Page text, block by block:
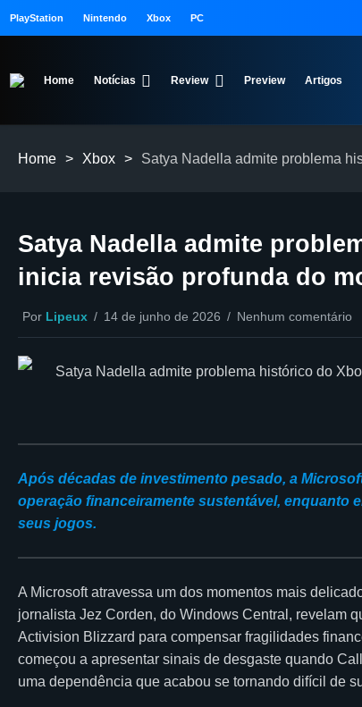
PlayStation Nintendo Xbox PC
Home Notícias Review Preview Artigos
Home > Xbox > Satya Nadella admite problema
Satya Nadella admite
inicia revisão profunda do
Por Lipeux 14 de junho de 2026 Nenhum comentário
Após décadas de investimento pesado, a
operação financeiramente sustentável, enquanto
seus jogos.
A Microsoft atravessa um dos momentos mais
jornalista Jez Corden, do Windows Central, revelam
Activision Blizzard para compensar fragilidades
começou a apresentar sinais de desgaste quando
uma dependência que acabou se tornando difícil de